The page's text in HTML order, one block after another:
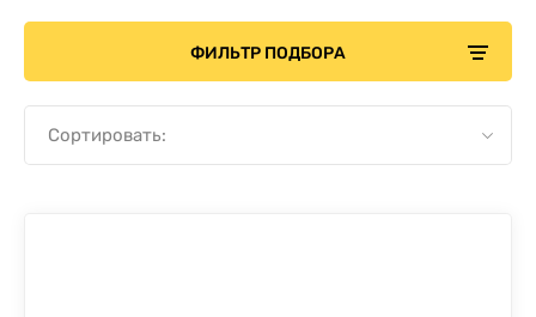
ФИЛЬТР ПОДБОРА
Сортировать: